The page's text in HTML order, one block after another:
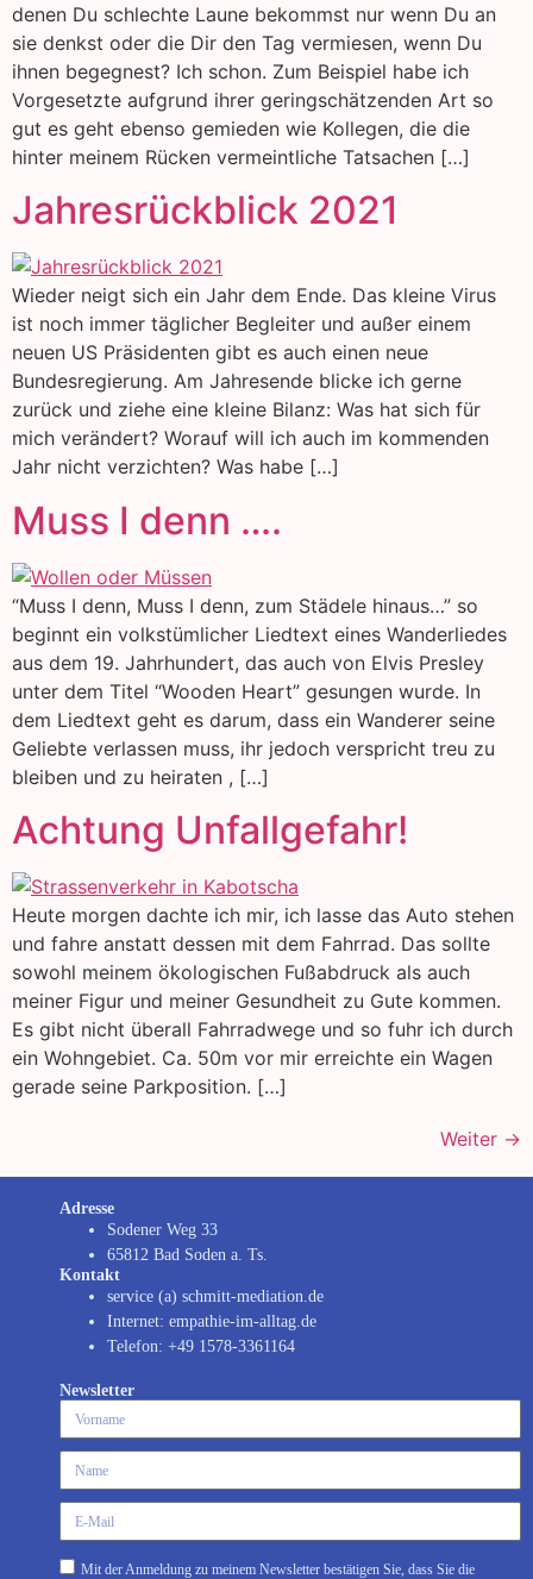
denen Du schlechte Laune bekommst nur wenn Du an
sie denkst oder die Dir den Tag vermiesen, wenn Du
ihnen begegnest? Ich schon. Zum Beispiel habe ich
Vorgesetzte aufgrund ihrer geringschätzenden Art so
gut es geht ebenso gemieden wie Kollegen, die die
hinter meinem Rücken vermeintliche Tatsachen […]
Jahresrückblick 2021
Wieder neigt sich ein Jahr dem Ende. Das kleine Virus
ist noch immer täglicher Begleiter und außer einem
neuen US Präsidenten gibt es auch einen neue
Bundesregierung. Am Jahresende blicke ich gerne
zurück und ziehe eine kleine Bilanz: Was hat sich für
mich verändert? Worauf will ich auch im kommenden
Jahr nicht verzichten? Was habe […]
Muss I denn ….
“Muss I denn, Muss I denn, zum Städele hinaus…” so
beginnt ein volkstümlicher Liedtext eines Wanderliedes
aus dem 19. Jahrhundert, das auch von Elvis Presley
unter dem Titel “Wooden Heart” gesungen wurde. In
dem Liedtext geht es darum, dass ein Wanderer seine
Geliebte verlassen muss, ihr jedoch verspricht treu zu
bleiben und zu heiraten , […]
Achtung Unfallgefahr!
Heute morgen dachte ich mir, ich lasse das Auto stehen
und fahre anstatt dessen mit dem Fahrrad. Das sollte
sowohl meinem ökologischen Fußabdruck als auch
meiner Figur und meiner Gesundheit zu Gute kommen.
Es gibt nicht überall Fahrradwege und so fuhr ich durch
ein Wohngebiet. Ca. 50m vor mir erreichte ein Wagen
gerade seine Parkposition. […]
Weiter →
Adresse
Sodener Weg 33
65812 Bad Soden a. Ts.
Kontakt
service (a) schmitt-mediation.de
Internet: empathie-im-alltag.de
Telefon: +49 1578-3361164
Newsletter
Mit der Anmeldung zu meinem Newsletter bestätigen Sie, dass Sie die